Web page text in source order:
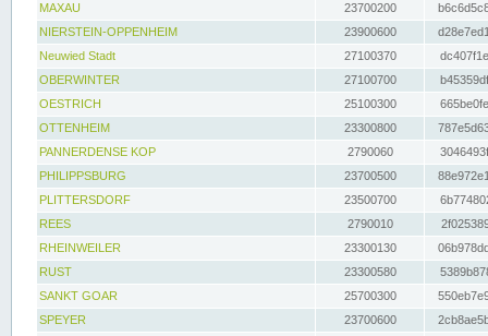
MAXAU
23700200
NIERSTEIN-OPPENHEIM
23900600
Neuwied Stadt
27100370
OBERWINTER
27100700
OESTRICH
25100300
OTTENHEIM
23300800
PANNERDENSE KOP
2790060
PHILIPPSBURG
23700500
PLITTERSDORF
23500700
REES
2790010
RHEINWEILER
23300130
RUST
23300580
SANKT GOAR
25700300
SPEYER
23700600